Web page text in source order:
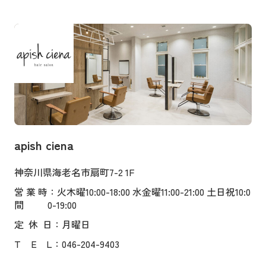
apish ciena
神奈川県海老名市扇町7-2 1F
営業時
間
：火木曜10:00-18:00 水金曜11:00-21:00 土日祝10:0
0-19:00
定 休 日 ：月曜日
T
E L ：046-204-9403